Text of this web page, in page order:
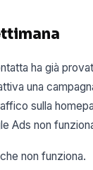
ha già
una
sulla
Ads non
non funziona.